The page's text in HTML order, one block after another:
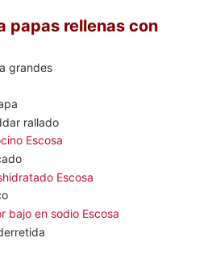
papas rellenas con
grandes
rallado
Escosa
Escosa
bajo en sodio Escosa